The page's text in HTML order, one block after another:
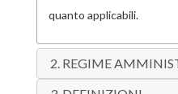
quanto applicabili.
2. REGIME